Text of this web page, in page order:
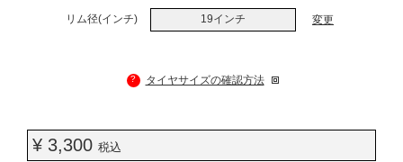
リム径(インチ) 19インチ 変更
? タイヤサイズの確認方法
¥ 3,300 税込